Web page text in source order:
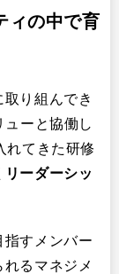
ィの中で育
り組んでき
ーと協働し
れてきた研修
リーダーシッ
すメンバー
るマネジメ